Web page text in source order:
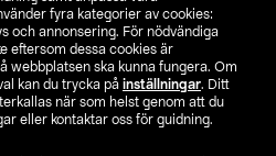
fyra kategorier av cookies:
och annonsering. För nödvändiga
eftersom dessa cookies är
webbplatsen ska kunna fungera. Om
kan du trycka på inställningar. Ditt
när som helst genom att du
eller kontaktar oss för guidning.
NO FI